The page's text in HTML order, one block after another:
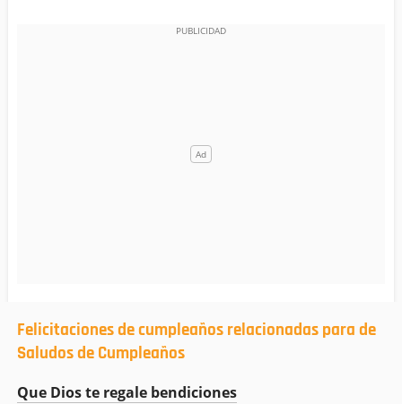
Felicitaciones de cumpleaños relacionadas para de
Saludos de Cumpleaños
Que Dios te regale bendiciones